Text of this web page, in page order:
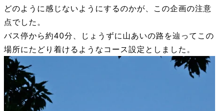
どのように感じないようにするのかが、この企画の注意
点でした。
バス停から約40分、じょうずに山あいの路を辿ってこの
場所にたどり着けるようなコース設定としました。